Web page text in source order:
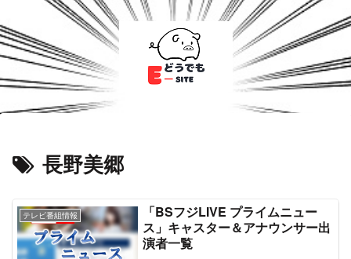
長野美郷
テレビ番組情報
「BSフジLIVE プライムニュー
ス」キャスター＆アナウンサー出
演者一覧